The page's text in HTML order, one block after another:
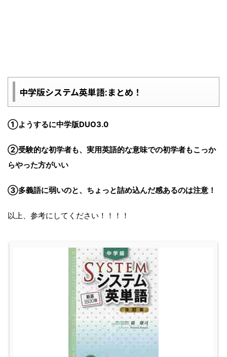
中学版システム英単語:まとめ！
①ようするに中学版DUO3.0
②受験的な初学者も、実用英語的な意味での初学者もこっか
らやった方がいい
③多義語に弱いのと、ちょっと詰め込んだ感あるのは注意！
以上、参考にしてください！！！！